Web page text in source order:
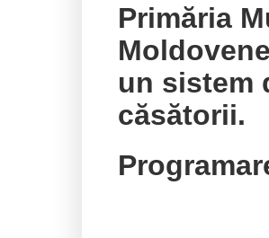
Primăria
un sistem
căsătorii.